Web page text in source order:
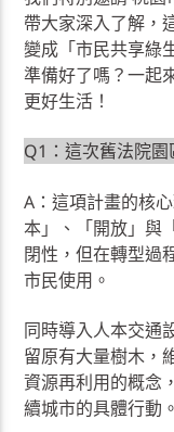
帶大家深入了解，
變成「市民共享綠
準備好了嗎？一起
更好生活！
Q1：這次舊法院
A：這項計畫的核
本」、「開放」與
閉性，但在轉型過
市民使用。
同時導入人本交通
留原有大量樹木，
資源再利用的概念
續城市的具體行動。